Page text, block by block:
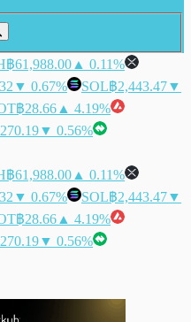
฿61,988.00 ▲ 0.11%
▼ 0.67% SOL฿2,443.47▼
฿28.66 ▲ 4.19%
▼ 0.56%
฿61,988.00 ▲ 0.11%
▼ 0.67% SOL฿2,443.47▼
฿28.66 ▲ 4.19%
▼ 0.56%